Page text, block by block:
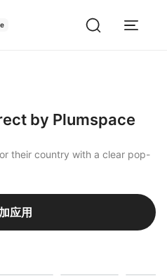
by Plumspace
their country with a clear pop-
应用